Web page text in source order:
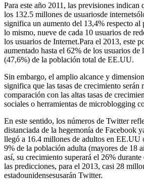
Para este año 2011, las previsiones indican
los 132.5 millones de usuariosde
significa un aumento del 13,4% respecto al
lo mismo, nueve de cada 10 usuarios de
los usuarios de Internet.Para el 2013, este
aumentado hasta el 62% de los usuarios de
(47,6%) de la población total de EE.UU.
Sin embargo, el amplio alcance y
significa que las tasas de crecimiento serán
comparación con las altas tasas de
sociales o herramientas de microblogging
En este sentido, los números de Twitter
distanciada de la hegemonía de Facebook
llegó a 16.4 millones de adultos en EE.UU
9% de la población adulta (mayores de 18
así, su crecimiento superará el 26% durante
las predicciones, para el 2013, casi 28
estadounidensesusarán Twitter.